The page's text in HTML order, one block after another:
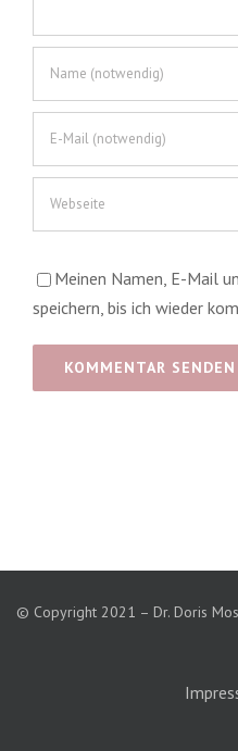
Meinen Namen, E-Mail
speichern, bis ich wieder
© Copyright 2021 – Dr. Doris